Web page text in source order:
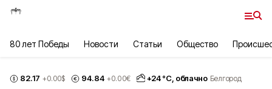
80 лет Победы Новости Статьи Общество
82.17 +0.00$ 94.84 +0.00€ +24°С, облачно Белгород